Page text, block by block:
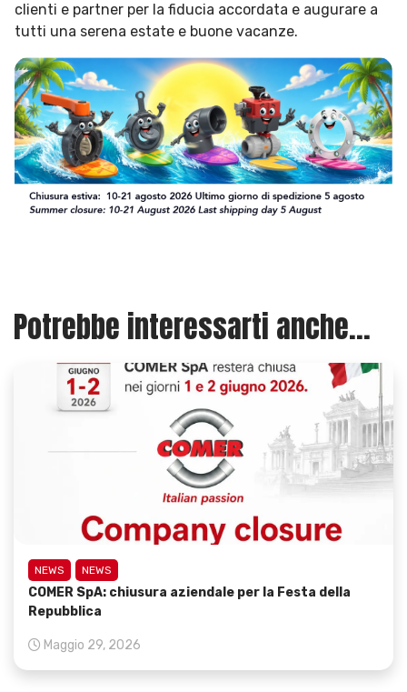
clienti e partner per la fiducia accordata e augurare a
tutti una serena estate e buone vacanze.
Potrebbe interessarti anche...
NEWS NEWS
COMER SpA: chiusura aziendale per la Festa della
Repubblica
Maggio 29, 2026